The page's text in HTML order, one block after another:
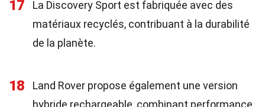
17
La Discovery Sport est fabriquée avec des
matériaux recyclés, contribuant à la durabilité
de la planète.
18
Land Rover propose également une version
hybride rechargeable, combinant performance